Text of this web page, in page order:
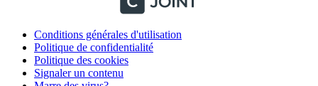
Conditions générales d'utilisation
Politique de confidentialité
Politique des cookies
Signaler un contenu